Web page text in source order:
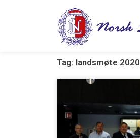
Tag: landsmøte 2020